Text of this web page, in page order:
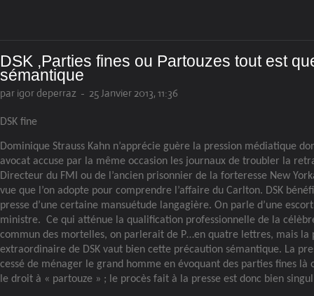
DSK ,Parties fines ou Partouzes tout est
sémantique
par igor deperraz - 25 Janvier 2013, 11:36
DSK fine
Dominique Strauss Kahn n’apprécie guère la pression médiatique
avocat accuse par la même occasion les journaux de troubler la
Directeur du FMI ou de l’ancien prisonnier de la forteresse New
vue que l’on adopte pour comprendre l’affaire du Carlton. DSK
presse d’une certaine mansuétude langagière. On parle d’une
ministre. Ce qui atténue la qualification professionnelle de la
commun des mortelles, on parlerait de P…en quatre lettres, mais la
extraordinaire de DSK vaut bien cette précaution sémantique. La
cessé de ménager le grand homme en évoquant des parties fines là
le droit à « partouze » ; le procès fait à la presse est donc bien